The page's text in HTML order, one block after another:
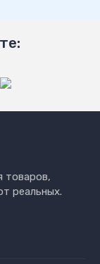
товаров,
реальных.